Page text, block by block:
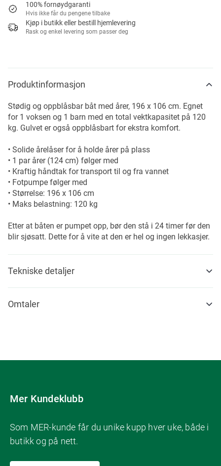
100% fornøydgaranti
Hvis ikke får du pengene tilbake
Kjøp i butikk eller bestill hjemlevering
Rask og enkel levering som passer deg
Produktinformasjon
Stødig og oppblåsbar båt med årer, 196 x 106 cm. Egnet
for 1 voksen og 1 barn med en total vektkapasitet på 120
kg. Gulvet er også oppblåsbart for ekstra komfort.
• Solide årelåser for å holde årer på plass
• 1 par årer (124 cm) følger med
• Kraftig håndtak for transport til og fra vannet
• Fotpumpe følger med
• Størrelse: 196 x 106 cm
• Maks belastning: 120 kg
Etter at båten er pumpet opp, bør den stå i 24 timer før den
blir sjøsatt. Dette for å vite at den er hel og ingen lekkasjer.
Tekniske detaljer
Omtaler
Mer Kundeklubb
Som MER-kunde får du unike kupp hver uke, både i
butikk og på nett.